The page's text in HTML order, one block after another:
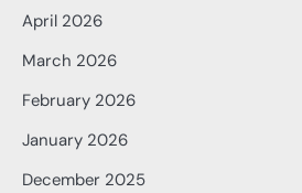
April 2026
March 2026
February 2026
January 2026
December 2025